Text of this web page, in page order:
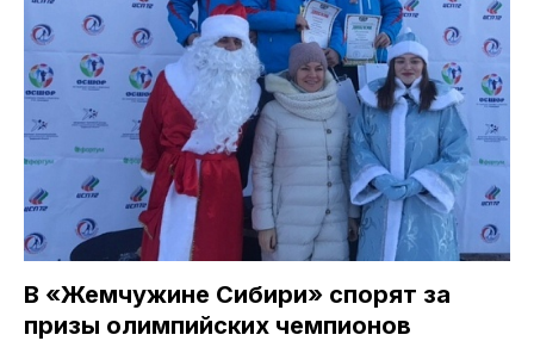
В «Жемчужине Сибири» спорят за
призы олимпийских чемпионов